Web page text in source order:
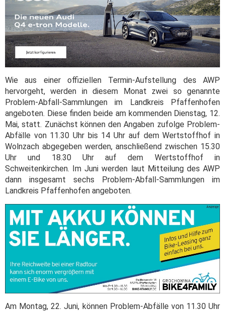
Wie aus einer offiziellen Termin-Aufstellung des AWP
hervorgeht, werden in diesem Monat zwei so genannte
Problem-Abfall-Sammlungen im Landkreis Pfaffenhofen
angeboten. Diese finden beide am kommenden Dienstag, 12.
Mai, statt. Zunächst können den Angaben zufolge Problem-
Abfälle von 11.30 Uhr bis 14 Uhr auf dem Wertstoffhof in
Wolnzach abgegeben werden, anschließend zwischen 15.30
Uhr und 18.30 Uhr auf dem Wertstoffhof in
Schweitenkirchen. Im Juni werden laut Mitteilung des AWP
dann insgesamt sechs Problem-Abfall-Sammlungen im
Landkreis Pfaffenhofen angeboten.
Am Montag, 22. Juni, können Problem-Abfälle von 11.30 Uhr